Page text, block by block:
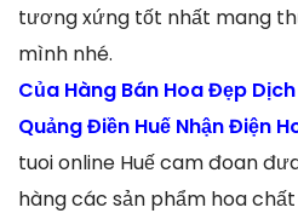
tương xứng tốt nhất mang
mình nhé.
Của Hàng Bán Hoa Đẹp
Quảng Điền Huế Nhận Điện
tuoi online Huế cam đoan
hàng các sản phẩm hoa